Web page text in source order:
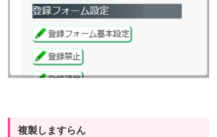
複製しますらん